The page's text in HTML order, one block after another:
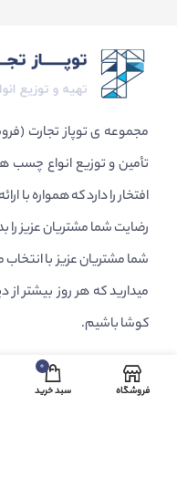
تأمین و توزیع انواع
افتخار را دارد که همواره با
رضایت شما مشتریان عزیز
شما مشتریان عزیز با
میدارید که هر روز بیشتر از
کوشا باشیم.
بخش مرکزی ، شهر
شهید سید سعید
فروشگاه
0
سبد خرید